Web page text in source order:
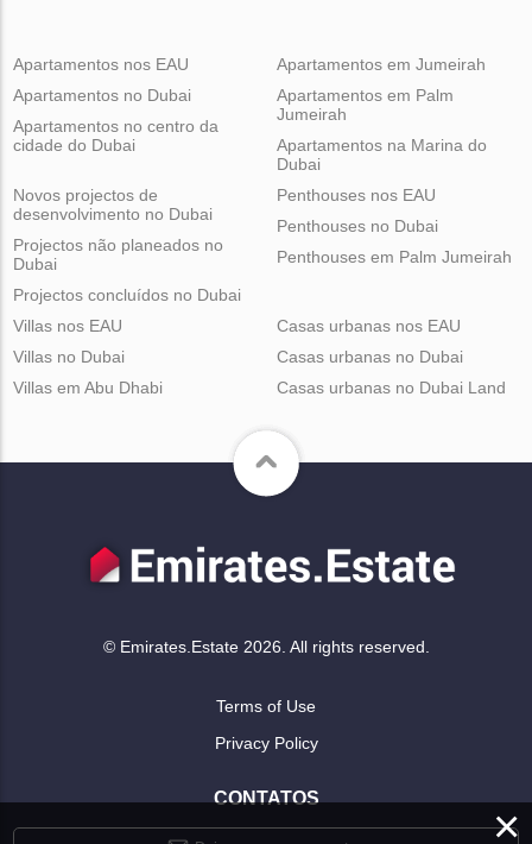
Apartamentos nos EAU
Apartamentos no Dubai
Apartamentos no centro da
cidade do Dubai
Apartamentos em Jumeirah
Apartamentos em Palm
Jumeirah
Apartamentos na Marina do
Dubai
Novos projectos de
desenvolvimento no Dubai
Projectos não planeados no
Dubai
Projectos concluídos no Dubai
Penthouses nos EAU
Penthouses no Dubai
Penthouses em Palm Jumeirah
Villas nos EAU
Villas no Dubai
Villas em Abu Dhabi
Casas urbanas nos EAU
Casas urbanas no Dubai
Casas urbanas no Dubai Land
© Emirates.Estate 2026. All rights reserved.
Terms of Use
Privacy Policy
CONTATOS
×